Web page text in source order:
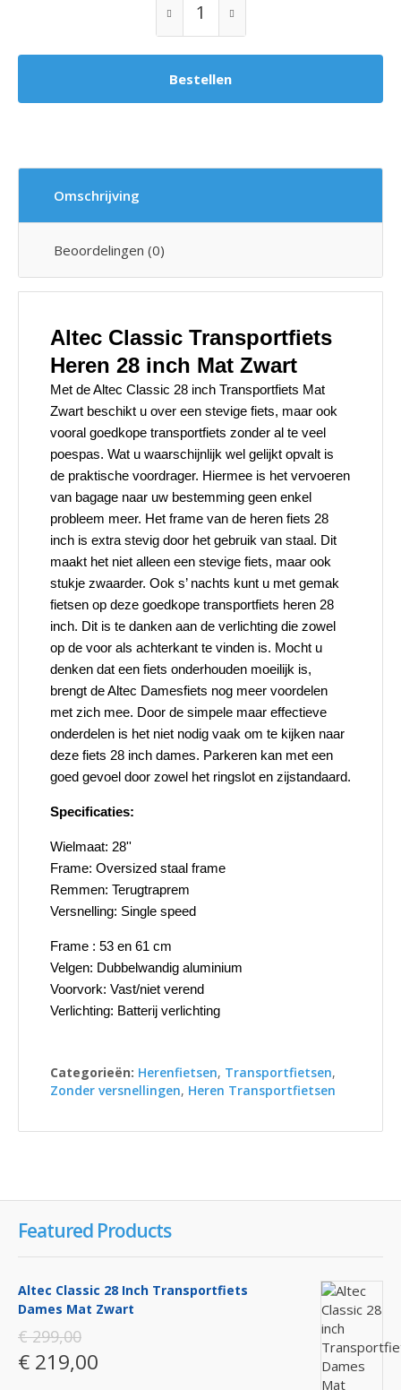
Omschrijving
Beoordelingen (0)
Altec Classic Transportfiets
Heren 28 inch Mat Zwart
Met de Altec Classic 28 inch Transportfiets Mat
Zwart beschikt u over een stevige fiets, maar ook
vooral goedkope transportfiets zonder al te veel
poespas. Wat u waarschijnlijk wel gelijkt opvalt is
de praktische voordrager. Hiermee is het vervoeren
van bagage naar uw bestemming geen enkel
probleem meer. Het frame van de heren fiets 28
inch is extra stevig door het gebruik van staal. Dit
maakt het niet alleen een stevige fiets, maar ook
stukje zwaarder. Ook s’ nachts kunt u met gemak
fietsen op deze goedkope transportfiets heren 28
inch. Dit is te danken aan de verlichting die zowel
op de voor als achterkant te vinden is. Mocht u
denken dat een fiets onderhouden moeilijk is,
brengt de Altec Damesfiets nog meer voordelen
met zich mee. Door de simpele maar effectieve
onderdelen is het niet nodig vaak om te kijken naar
deze fiets 28 inch dames. Parkeren kan met een
goed gevoel door zowel het ringslot en zijstandaard.
Specificaties:
Wielmaat: 28''
Frame: Oversized staal frame
Remmen: Terugtraprem
Versnelling: Single speed
Frame : 53 en 61 cm
Velgen: Dubbelwandig aluminium
Voorvork: Vast/niet verend
Verlichting: Batterij verlichting
Categorieën: Herenfietsen, Transportfietsen,
Zonder versnellingen, Heren Transportfietsen
Featured Products
Altec Classic 28 Inch Transportfiets
Dames Mat Zwart
€ 299,00
€ 219,00